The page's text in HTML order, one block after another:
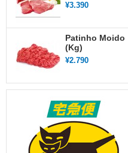
¥3.390
Patinho Moido
(Kg)
¥2.790